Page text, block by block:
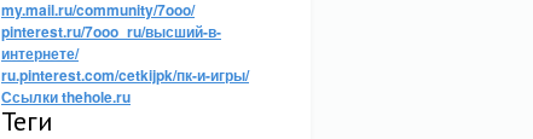
my.mail.ru/community/7ooo/
pinterest.ru/7ooo_ru/высший-в-
интернете/
ru.pinterest.com/cetkijpk/пк-и-игры/
Ссылки thehole.ru
Теги